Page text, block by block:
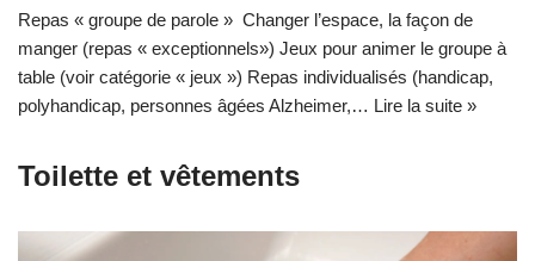
Repas « groupe de parole » Changer l’espace, la façon de
manger (repas « exceptionnels») Jeux pour animer le groupe à
table (voir catégorie « jeux ») Repas individualisés (handicap,
polyhandicap, personnes âgées Alzheimer,… Lire la suite »
Toilette et vêtements